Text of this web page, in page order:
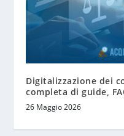
Digitalizzazione dei
completa di guide,
26 Maggio 2026